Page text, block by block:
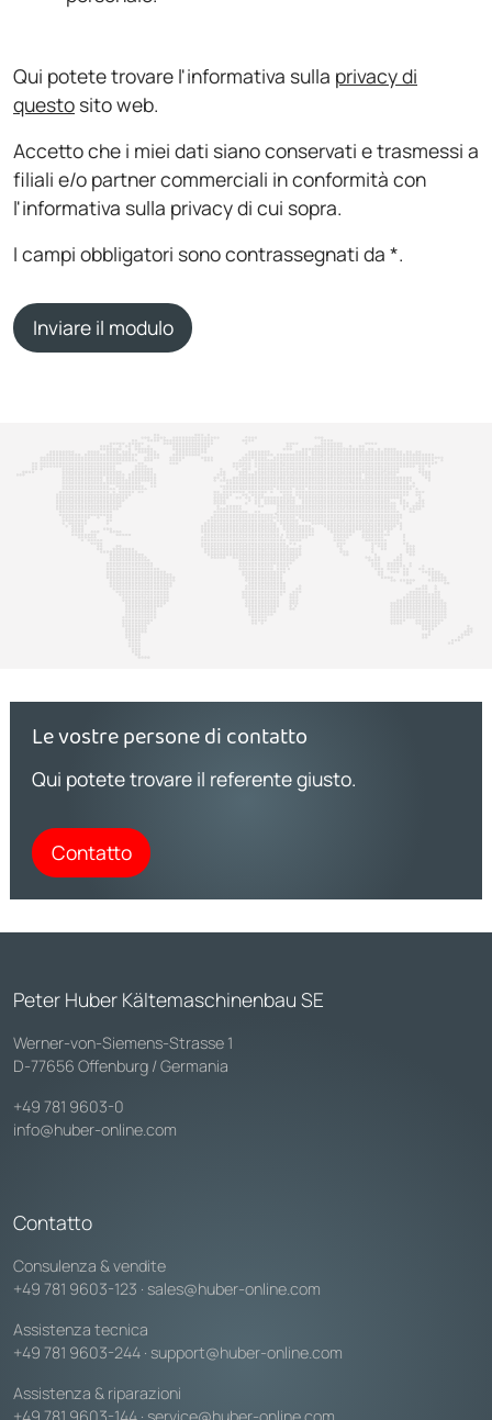
Qui potete trovare l'informativa sulla privacy di
questo sito web.
Accetto che i miei dati siano conservati e trasmessi a
filiali e/o partner commerciali in conformità con
l'informativa sulla privacy di cui sopra.
I campi obbligatori sono contrassegnati da *.
Inviare il modulo
Le vostre persone di contatto
Qui potete trovare il referente giusto.
Contatto
Peter Huber Kältemaschinenbau SE
Werner-von-Siemens-Strasse 1
D-77656 Offenburg / Germania
+49 781 9603-0
info@huber-online.com
Contatto
Consulenza & vendite
+49 781 9603-123 · sales@huber-online.com
Assistenza tecnica
+49 781 9603-244 · support@huber-online.com
Assistenza & riparazioni